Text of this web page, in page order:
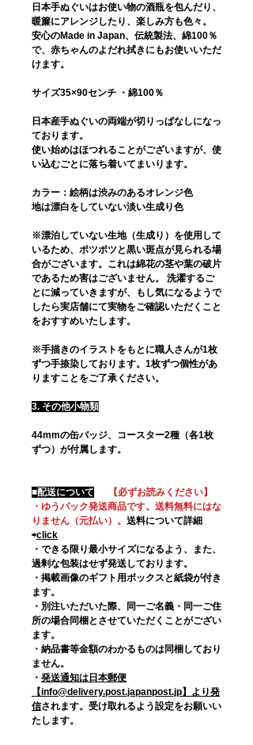
日本手ぬぐいはお使い物の酒瓶を包んだり、
暖簾にアレンジしたり、楽しみ方も色々。
安心のMade in Japan、伝統製法、綿100％
で、赤ちゃんのよだれ拭きにもお使いいただ
けます。
サイズ35×90センチ ・綿100％
日本産手ぬぐいの両端が切りっぱなしになっ
ております。
使い始めはほつれることがございますが、使
い込むごとに落ち着いてまいります。
カラー：絵柄は渋みのあるオレンジ色
地は漂白をしていない淡い生成り色
※漂泊していない生地（生成り）を使用して
いるため、ポツポツと黒い斑点が見られる場
合がございます。これは綿花の茎や葉の破片
であるため害はございません。 洗濯するご
とに減っていきますが、もし気になるようで
したら実店舗にて実物をご確認いただくこと
をおすすめいたします。
※手描きのイラストをもとに職人さんが1枚
ずつ手捺染しております。1枚ずつ個性があ
りますことをご了承ください。
3. その他小物類
44mmの缶バッジ、コースター2種（各1枚
ずつ）が付属します。
■配送について
【必ずお読みください】
・ゆうパック発送商品です。送料無料にはな
りません（元払い）。 送料について詳細
⇨click
・できる限り最小サイズになるよう、また、
過剰な包装はせず発送しております。
・掲載画像のギフト用ボックスと紙袋が付き
ます。
・別注いただいた際、同一ご名義・同一ご住
所の場合同梱とさせていただくことがござい
ます。
・納品書等金額のわかるものは同梱しており
ません。
・ 発送通知は日本郵便
【info@delivery.post.japanpost.jp】より発
信されます。受け取れるよう設定をお願いい
たします。